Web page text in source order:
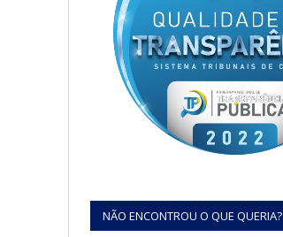
NÃO ENCONTROU O QUE QUERIA?